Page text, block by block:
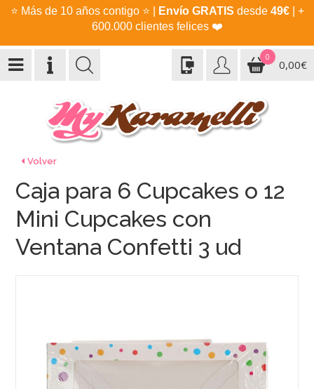
⭐ Más de 10 años contigo ⭐ Envío GRATIS desde 49€| +
600.000 clientes felices ❤️
0
0,00€
Volver
Caja para 6 Cupcakes o 12
Mini Cupcakes con
Ventana Confetti 3 ud